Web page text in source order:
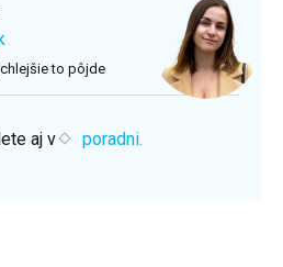
to pôjde
aj v poradni.